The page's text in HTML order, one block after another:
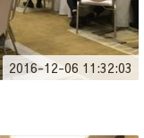
2016-12-06 11:32:03